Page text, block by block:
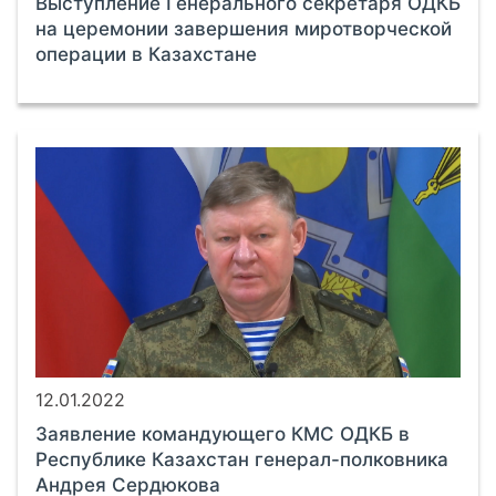
на церемонии завершения миротворческой
операции в Казахстане
12.01.2022
Заявление командующего КМС ОДКБ в
Республике Казахстан генерал-полковника
Андрея Сердюкова